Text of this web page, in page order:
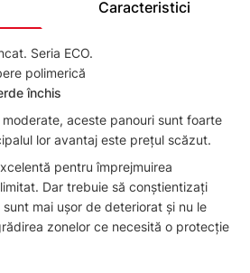
Caracteristici
Seria ECO.
polimerică
închis
aceste panouri sunt foarte
lor avantaj este prețul scăzut.
pentru împrejmuirea
Dar trebuie să conștientizați
mai ușor de deteriorat și nu le
zonelor ce necesită o protecție